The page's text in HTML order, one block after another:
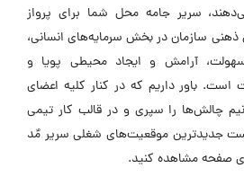
سریر جامه محل شما برای پرواز
سازمان در بخش سرمایه‌های انسانی،
آرامش و ایجاد محیطی پویا و
باور داریم که در کنار کلیه اعضای
چالش‌ها را سپری و در قالب کار تیمی
جدیدترین موقعیت‌های شغلی سریر مٌد
صفحه مشاهده کنید.